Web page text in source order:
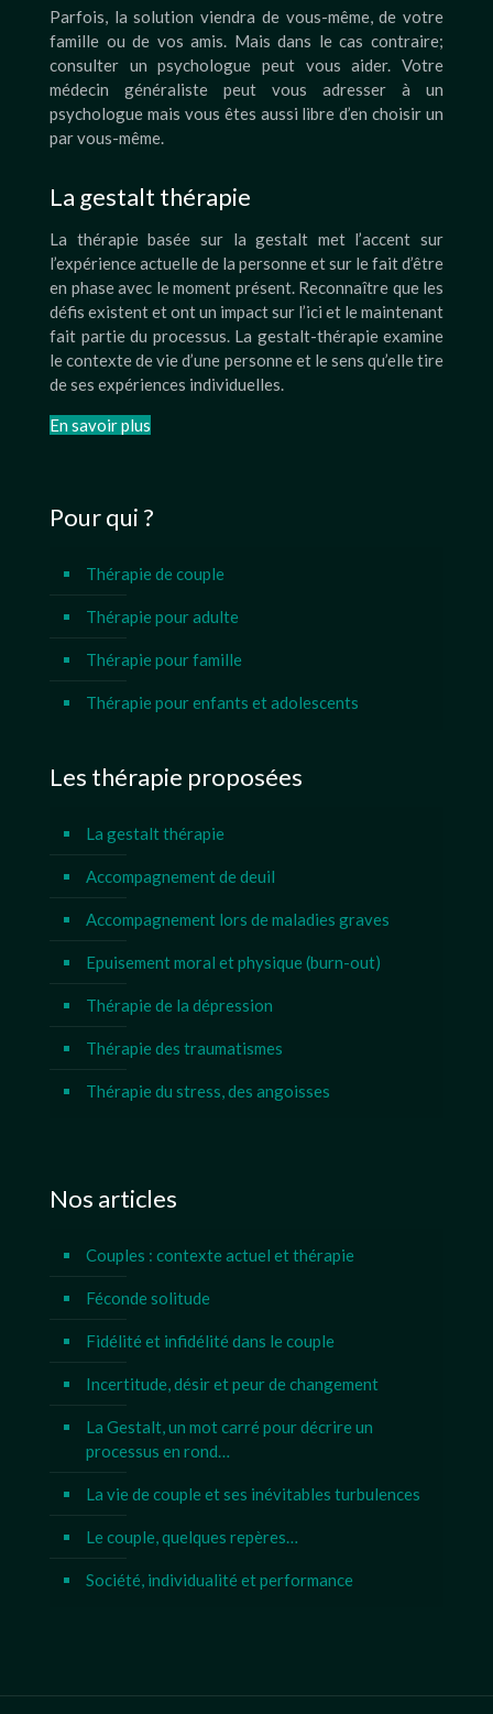
Parfois, la solution viendra de vous-même, de votre
famille ou de vos amis. Mais dans le cas contraire;
consulter un psychologue peut vous aider. Votre
médecin généraliste peut vous adresser à un
psychologue mais vous êtes aussi libre d’en choisir un
par vous-même.
La gestalt thérapie
La thérapie basée sur la gestalt met l’accent sur
l’expérience actuelle de la personne et sur le fait d’être
en phase avec le moment présent. Reconnaître que les
défis existent et ont un impact sur l’ici et le maintenant
fait partie du processus. La gestalt-thérapie examine
le contexte de vie d’une personne et le sens qu’elle tire
de ses expériences individuelles.
En savoir plus
Pour qui ?
Thérapie de couple
Thérapie pour adulte
Thérapie pour famille
Thérapie pour enfants et adolescents
Les thérapie proposées
La gestalt thérapie
Accompagnement de deuil
Accompagnement lors de maladies graves
Epuisement moral et physique (burn-out)
Thérapie de la dépression
Thérapie des traumatismes
Thérapie du stress, des angoisses
Nos articles
Couples : contexte actuel et thérapie
Féconde solitude
Fidélité et infidélité dans le couple
Incertitude, désir et peur de changement
La Gestalt, un mot carré pour décrire un
processus en rond…
La vie de couple et ses inévitables turbulences
Le couple, quelques repères…
Société, individualité et performance